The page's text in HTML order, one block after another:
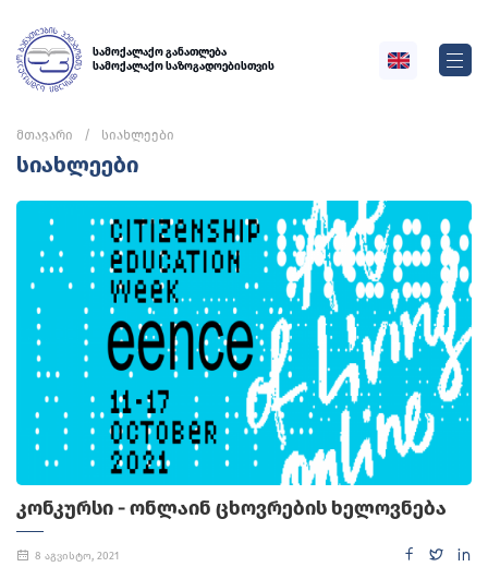
სამოქალაქო განათლება
სამოქალაქო საზოგადოებისთვის
მთავარი სიახლეები
სიახლეები
ᲙᲝᲜᲙᲣᲠᲡᲘ - ᲝᲜᲚᲐᲘᲜ ᲪᲮᲝᲕᲠᲔᲑᲘᲡ ᲮᲔᲚᲝᲕᲜᲔᲑᲐ
8 აგვისტო, 2021